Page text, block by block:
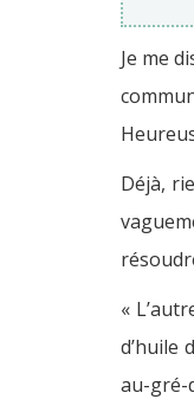
Je me
Déjà,
«
d’huile
au-gré-